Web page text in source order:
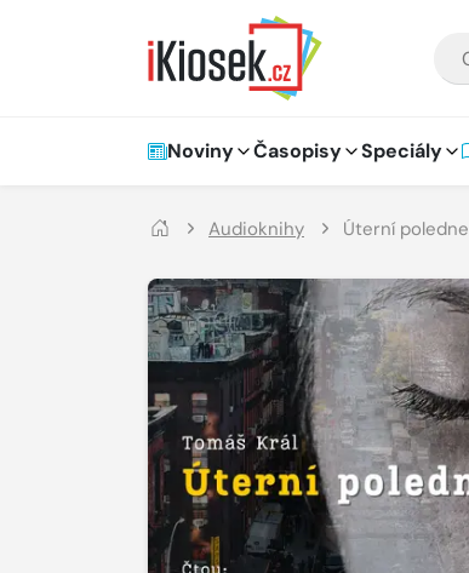
Hlavní navigace
Noviny Časopisy Speciály
Audioknihy Úterní poledne